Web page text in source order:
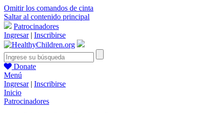
Omitir los comandos de cinta
Saltar al contenido principal
Patrocinadores
Ingresar| Inscribirse
Donate
Menú
Ingresar| Inscribirse
Inicio
Patrocinadores